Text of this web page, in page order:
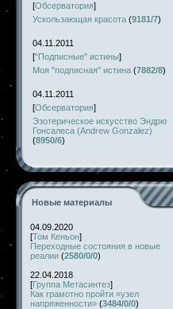
[Обсерватория]
Ускользающая красота (9181/7)
04.11.2011
["Подписные" истины]
Моя "подписная" истина (7882/8)
04.11.2011
[Обсерватория]
Эзотерическое искусство Эндрю
Гонсалеса (Andrew Gonzalez)
(8950/6)
Новые материалы
04.09.2020
[Том Кеньон]
Переходные состояния в новые
реалии (2580/0/0)
22.04.2018
[Группа Метасинтез]
Как грамотно пройти «узел
напряженности» (3484/0/0)